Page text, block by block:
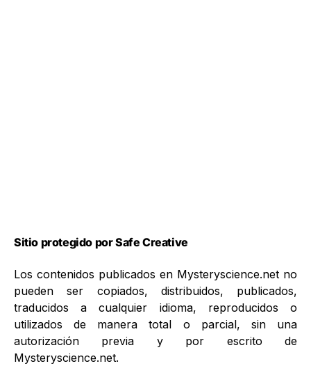
Sitio protegido por Safe Creative
Los contenidos publicados en Mysteryscience.net no
pueden ser copiados, distribuidos, publicados,
traducidos a cualquier idioma, reproducidos o
utilizados de manera total o parcial, sin una
autorización previa y por escrito de
Mysteryscience.net.